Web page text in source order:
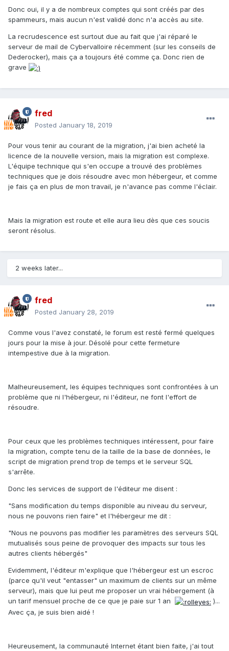
Donc oui, il y a de nombreux comptes qui sont créés par des
spammeurs, mais aucun n'est validé donc n'a accès au site.
La recrudescence est surtout due au fait que j'ai réparé le
serveur de mail de Cybervalloire récemment (sur les conseils de
Dederocker), mais ça a toujours été comme ça. Donc rien de
grave
fred
Posted January 18, 2019
Pour vous tenir au courant de la migration, j'ai bien acheté la
licence de la nouvelle version, mais la migration est complexe.
L'équipe technique qui s'en occupe a trouvé des problèmes
techniques que je dois résoudre avec mon hébergeur, et comme
je fais ça en plus de mon travail, je n'avance pas comme l'éclair.
Mais la migration est route et elle aura lieu dès que ces soucis
seront résolus.
2 weeks later...
fred
Posted January 28, 2019
Comme vous l'avez constaté, le forum est resté fermé quelques
jours pour la mise à jour. Désolé pour cette fermeture
intempestive due à la migration.
Malheureusement, les équipes techniques sont confrontées à un
problème que ni l'hébergeur, ni l'éditeur, ne font l'effort de
résoudre.
Pour ceux que les problèmes techniques intéressent, pour faire
la migration, compte tenu de la taille de la base de données, le
script de migration prend trop de temps et le serveur SQL
s'arrête.
Donc les services de support de l'éditeur me disent :
"Sans modification du temps disponible au niveau du serveur,
nous ne pouvons rien faire" et l'hébergeur me dit :
"Nous ne pouvons pas modifier les paramètres des serveurs SQL
mutualisés sous peine de provoquer des impacts sur tous les
autres clients hébergés"
Evidemment, l'éditeur m'explique que l'hébergeur est un escroc
(parce qu'il veut "entasser" un maximum de clients sur un même
serveur), mais que lui peut me proposer un vrai hébergement (à
un tarif mensuel proche de ce que je paie sur 1 an
)...
Avec ça, je suis bien aidé !
Heureusement, la communauté Internet étant bien faite, j'ai tout